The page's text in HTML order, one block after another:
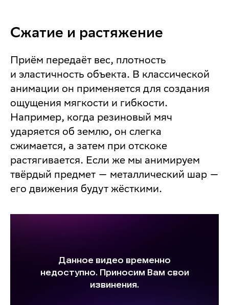
Сжатие и растяжение
Приём передаёт вес, плотность
и эластичность объекта. В классической
анимации он применяется для создания
ощущения мягкости и гибкости.
Например, когда резиновый мяч
ударяется об землю, он слегка
сжимается, а затем при отскоке
растягивается. Если же мы анимируем
твёрдый предмет — металлический шар —
его движения будут жёсткими.